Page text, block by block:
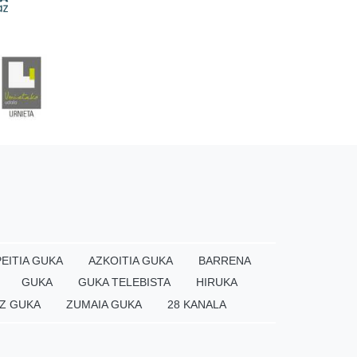
GUKA AZKOITIA GUKA
BARRENA
GUKA GUKA TELEBISTA
HIRUKA
GUKA ZUMAIA GUKA 28 KANALA